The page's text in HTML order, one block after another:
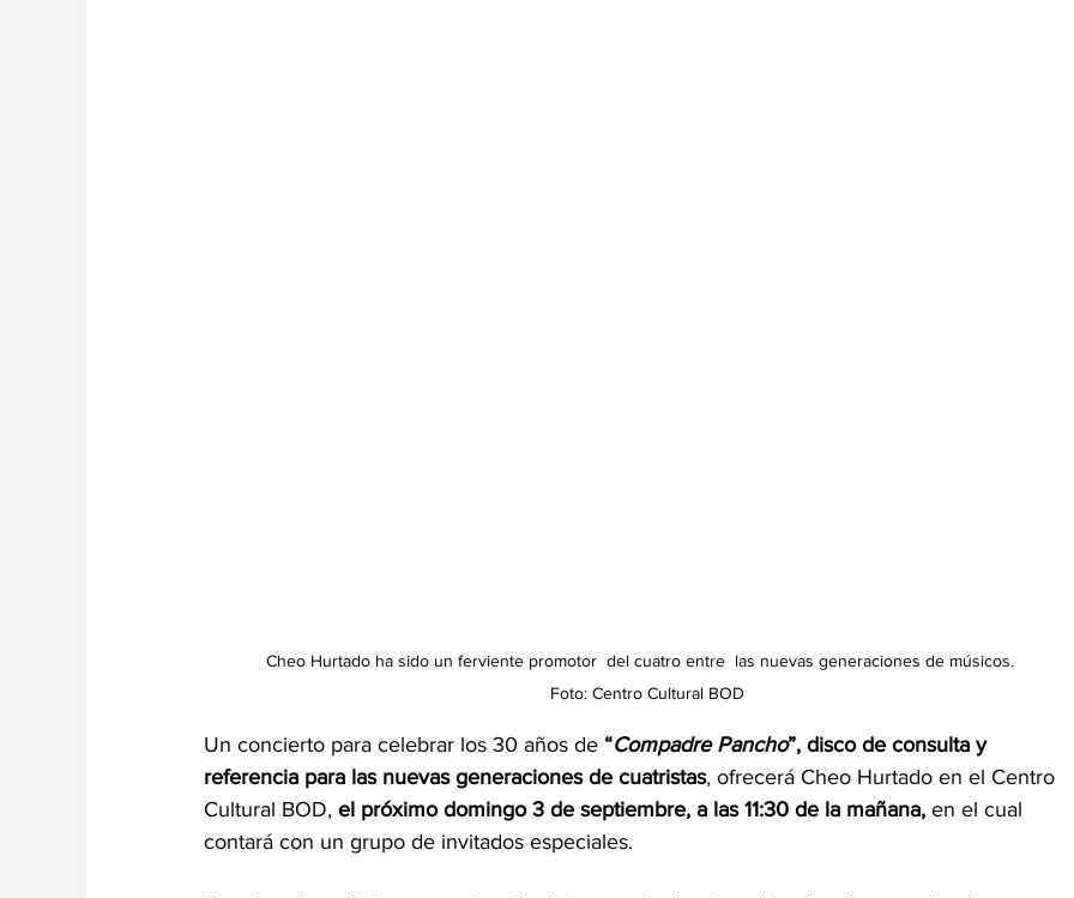
Cheo Hurtado ha sido un ferviente promotor  del cuatro entre  las nuevas generaciones de músicos.
Foto: Centro Cultural BOD
Un concierto para celebrar los 30 años de “Compadre Pancho”, disco de consulta y
referencia para las nuevas generaciones de cuatristas, ofrecerá Cheo Hurtado en el Centro
Cultural BOD, el próximo domingo 3 de septiembre, a las 11:30 de la mañana, en el cual
contará con un grupo de invitados especiales.